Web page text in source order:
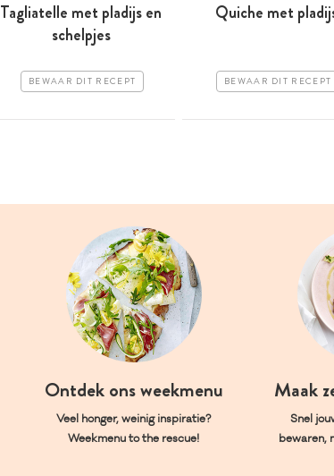
Tagliatelle met pladijs en
schelpjes
BEWAAR DIT RECEPT
Quiche met
BEWAAR DIT RECEPT
Ontdek ons weekmenu
Veel honger, weinig inspiratie?
Weekmenu to the rescue!
Maak
Snel
bewaren,